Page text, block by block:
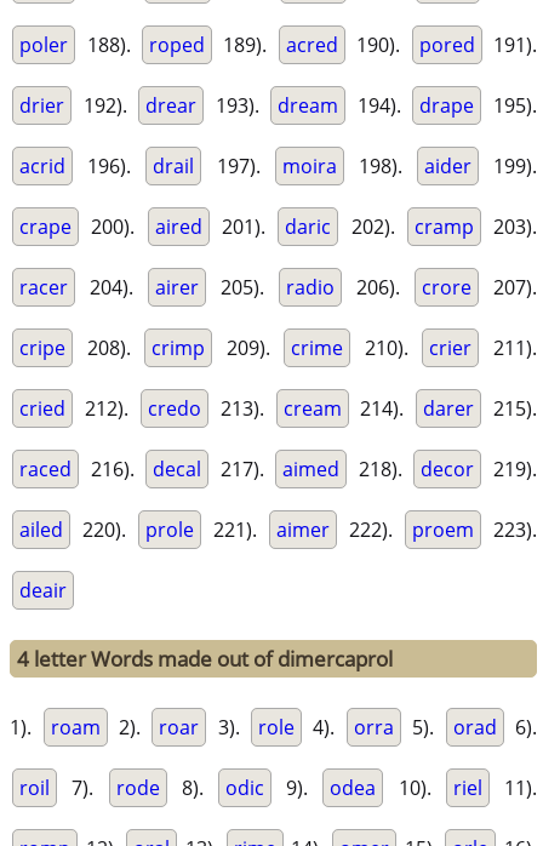
poler 188). roped 189). acred 190). pored 191).
drier 192). drear 193). dream 194). drape 195).
acrid 196). drail 197). moira 198). aider 199).
crape 200). aired 201). daric 202). cramp 203).
racer 204). airer 205). radio 206). crore 207).
cripe 208). crimp 209). crime 210). crier 211).
cried 212). credo 213). cream 214). darer 215).
raced 216). decal 217). aimed 218). decor 219).
ailed 220). prole 221). aimer 222). proem 223).
deair
4 letter Words made out of dimercaprol
1). roam 2). roar 3). role 4). orra 5). orad 6).
roil 7). rode 8). odic 9). odea 10). riel 11).